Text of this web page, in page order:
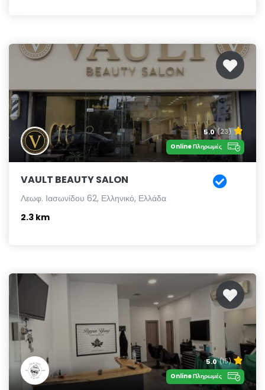
5.0 (23)
Online Πληρωμές
VAULT BEAUTY SALON
Λεωφ. Ιασωνίδου 62, Ελληνικό, Ελλάδα
2.3 km
5.0 (15)
Online Πληρωμές